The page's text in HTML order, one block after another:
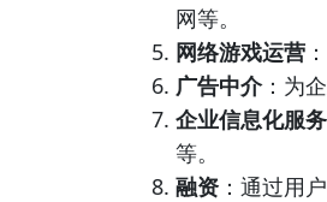
网等。
网络游戏运营
广告中介：为
企业信息化服务
等。
融资 ：通过用